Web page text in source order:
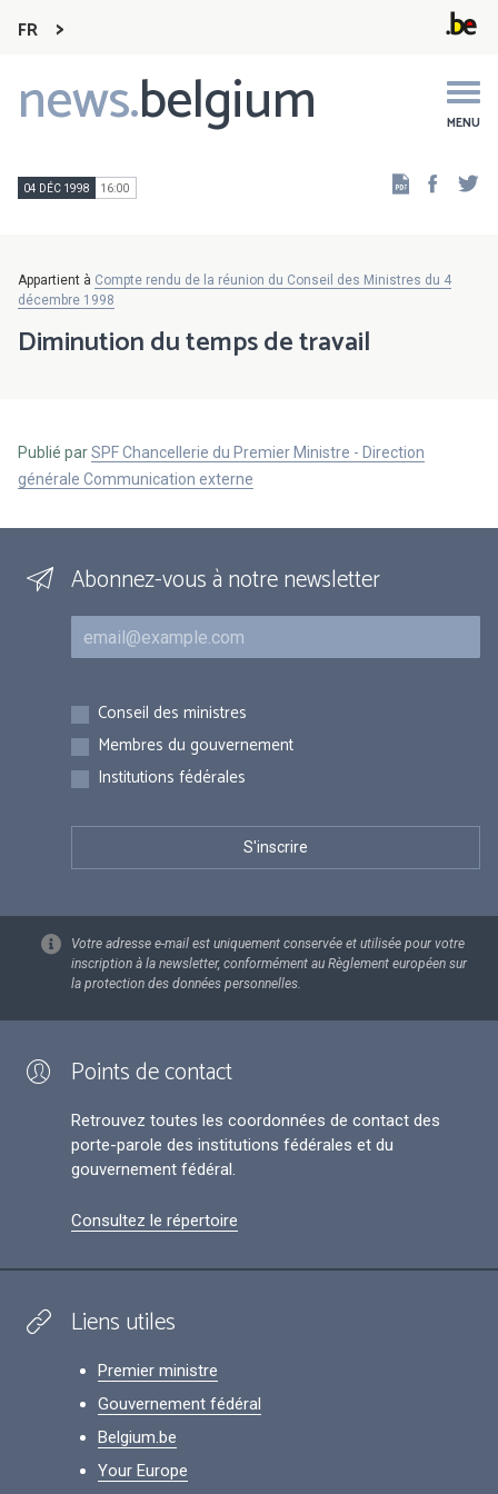
FR
news.belgium MENU
Main
navigation
04 DÉC 1998 16:00
Appartient à Compte rendu de la réunion du Conseil des Ministres du 4
décembre 1998
Diminution du temps de travail
Publié parSPF Chancellerie du Premier Ministre - Direction
générale Communication externe
Abonnez-vous à notre newsletter
Courriel
Inscriptions
Conseil des ministres
Membres du gouvernement
Institutions fédérales
Votre adresse e-mail est uniquement conservée et utilisée pour votre
inscription à la newsletter, conformément au Règlement européen sur
la protection des données personnelles.
Points de contact
Retrouvez toutes les coordonnées de contact des
porte-parole des institutions fédérales et du
gouvernement fédéral.
Consultez le répertoire
Liens utiles
Premier ministre
Gouvernement fédéral
Belgium.be
Your Europe